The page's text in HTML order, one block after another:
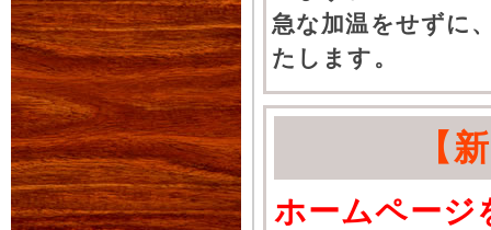
急な加温をせずに
たします。
【
ホームページ